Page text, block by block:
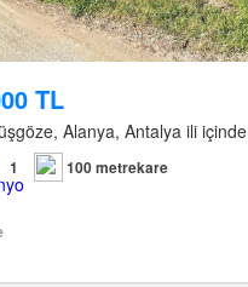
TL
Alanya, Antalya ili içinde
1 100 metrekare